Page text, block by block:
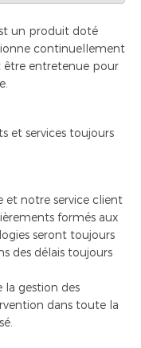
un produit doté
continuellement
entretenue pour
et services toujours
et notre service client
formés aux
seront toujours
des délais toujours
gestion des
dans toute la